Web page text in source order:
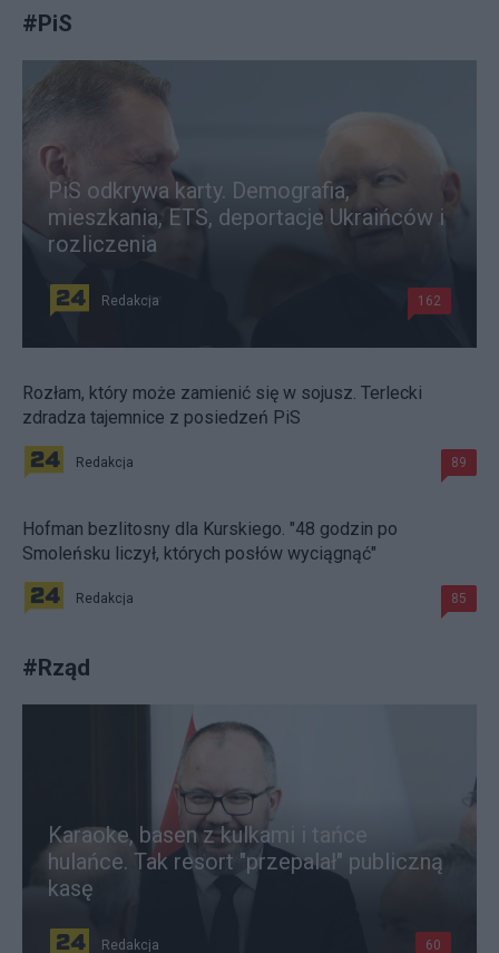
#PiS
PiS odkrywa karty. Demografia,
mieszkania, ETS, deportacje Ukraińców i
rozliczenia
Redakcja 162
Rozłam, który może zamienić się w sojusz. Terlecki
zdradza tajemnice z posiedzeń PiS
Redakcja 89
Hofman bezlitosny dla Kurskiego. "48 godzin po
Smoleńsku liczył, których posłów wyciągnąć"
Redakcja 85
#Rząd
Karaoke, basen z kulkami i tańce
hulańce. Tak resort "przepalał" publiczną
kasę
Redakcja 60